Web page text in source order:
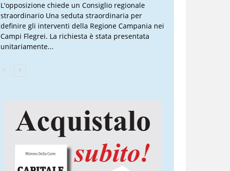
L'opposizione chiede un Consiglio regionale
straordinario Una seduta straordinaria per
definire gli interventi della Regione Campania nei
Campi Flegrei. La richiesta è stata presentata
unitariamente...